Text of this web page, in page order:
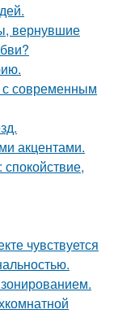
вернувшие
современным
акцентами.
чувствуется